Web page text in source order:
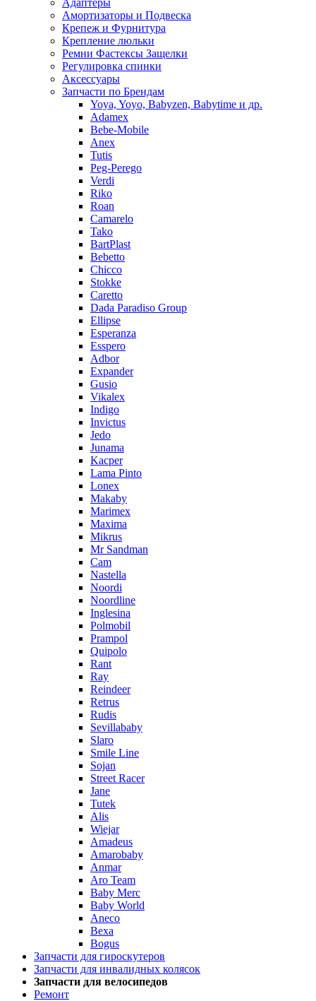
Адаптеры
Амортизаторы и Подвеска
Крепеж и Фурнитура
Крепление люльки
Ремни Фастексы Защелки
Регулировка спинки
Аксессуары
Запчасти по Брендам
Yoya, Yoyo, Babyzen, Babytime и др.
Adamex
Bebe-Mobile
Anex
Tutis
Peg-Perego
Verdi
Riko
Roan
Camarelo
Tako
BartPlast
Bebetto
Chicco
Stokke
Caretto
Dada Paradiso Group
Ellipse
Esperanza
Esspero
Adbor
Expander
Gusio
Vikalex
Indigo
Invictus
Jedo
Junama
Kacper
Lama Pinto
Lonex
Makaby
Marimex
Maxima
Mikrus
Mr Sandman
Cam
Nastella
Noordi
Noordline
Inglesina
Polmobil
Prampol
Quipolo
Rant
Ray
Reindeer
Retrus
Rudis
Sevillababy
Slaro
Smile Line
Sojan
Street Racer
Jane
Tutek
Alis
Wiejar
Amadeus
Amarobaby
Anmar
Aro Team
Baby Merc
Baby World
Aneco
Bexa
Bogus
Запчасти для гироскутеров
Запчасти для инвалидных колясок
Запчасти для велосипедов
Ремонт